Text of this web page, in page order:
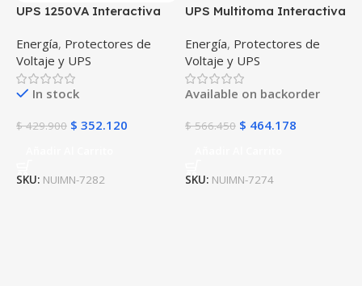
UPS 1250VA Interactiva
regulador de tensión AVR
respaldo independiente
protección apagones
Energía, Protectores de
Voltaje y UPS
In stock
$429.900 $ 352.120
SKU: NUIMN-7282
UPS Multitoma Interactiva
Salidas regulador de
tensión AVR protección
apagones contra picos de
voltaje
Energía, Protectores de
Voltaje y UPS
Available on backorder
$566.450 $ 464.178
SKU: NUIMN-7274